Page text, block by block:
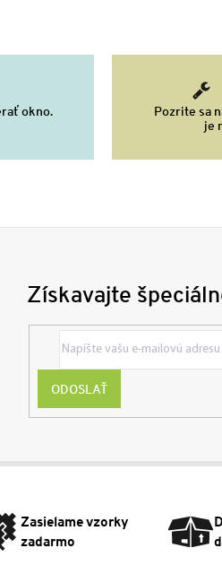
okno.
Pozrite sa
je
Získavajte
ODOSLAŤ
Zasielame vzorky
zadarmo